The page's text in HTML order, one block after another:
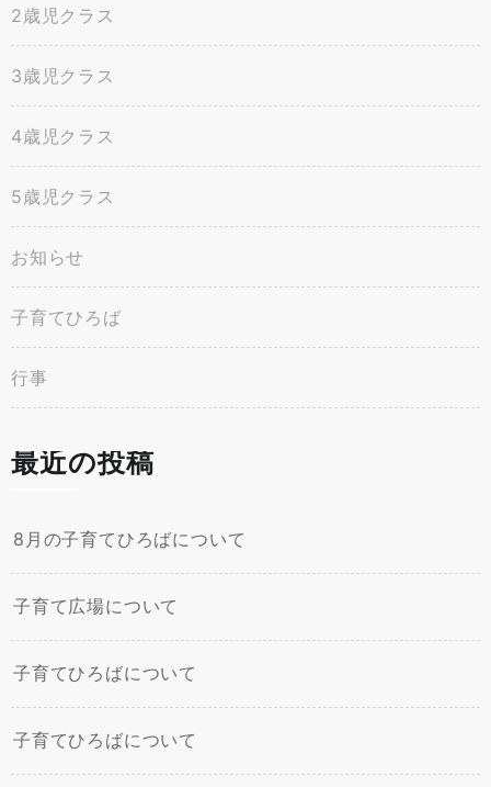
2歳児クラス
3歳児クラス
4歳児クラス
5歳児クラス
お知らせ
子育てひろば
行事
最近の投稿
8月の子育てひろばについて
子育て広場について
子育てひろばについて
子育てひろばについて